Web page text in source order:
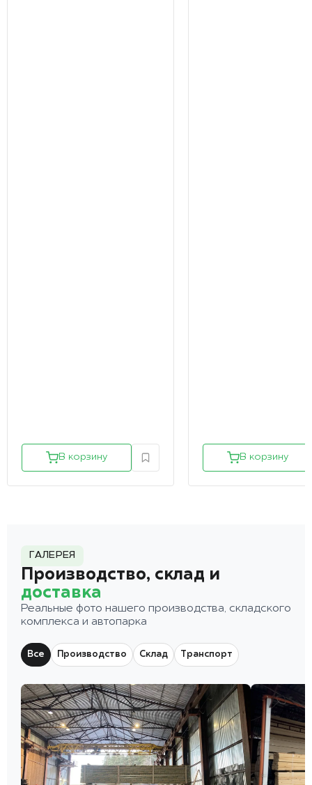
В корзину В корзину
ГАЛЕРЕЯ
Производство, склад и
доставка
Реальные фото нашего производства, складского
комплекса и автопарка
Все Производство Склад Транспорт